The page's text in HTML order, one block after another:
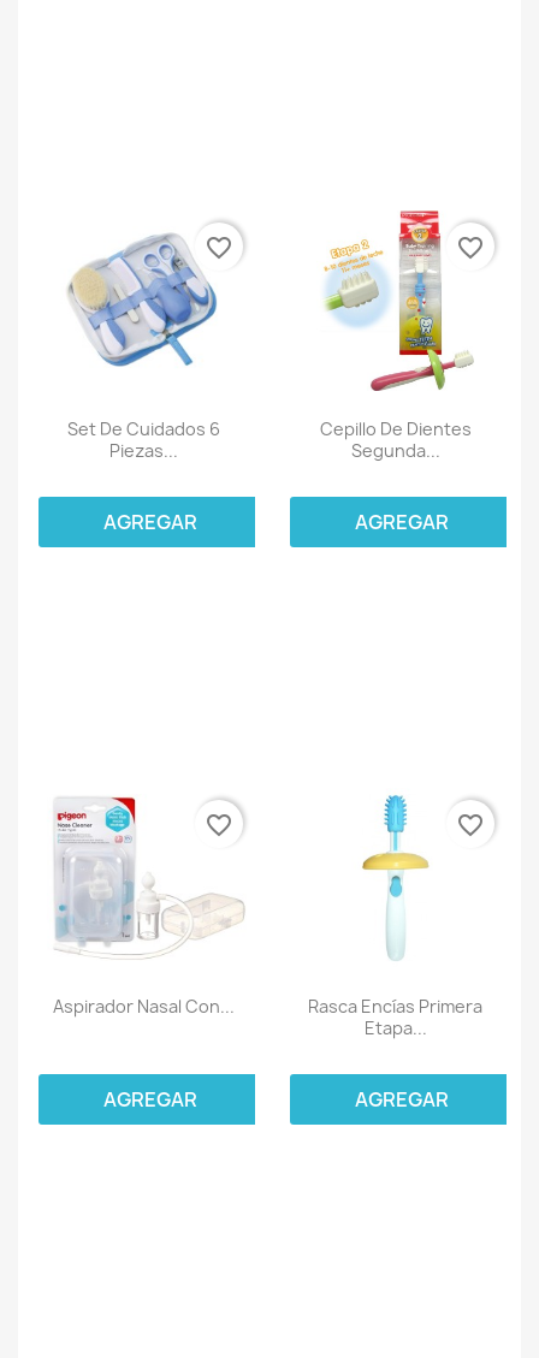
Set De Cuidados 6
Piezas...
AGREGAR
favorite_border
Cepillo De Dientes
Segunda...
AGREGAR
favorite_border
Aspirador Nasal Con...
AGREGAR
favorite_border
Rasca Encías Primera
Etapa...
AGREGAR
favorite_border